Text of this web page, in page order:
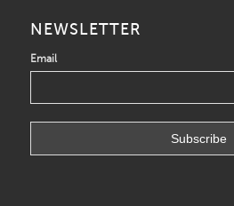
NEWSLETTER
Email